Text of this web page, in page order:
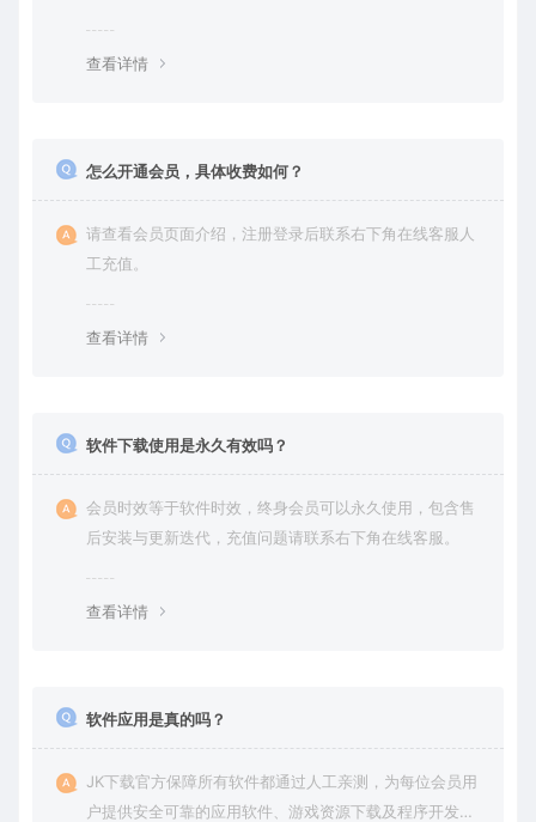
查看详情
怎么开通会员，具体收费如何？
请查看会员页面介绍，注册登录后联系右下角在线客服人
工充值。
查看详情
软件下载使用是永久有效吗？
会员时效等于软件时效，终身会员可以永久使用，包含售
后安装与更新迭代，充值问题请联系右下角在线客服。
查看详情
软件应用是真的吗？
JK下载官方保障所有软件都通过人工亲测，为每位会员用
户提供安全可靠的应用软件、游戏资源下载及程序开发服